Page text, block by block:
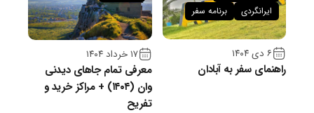
۶ دی ۱۴۰۴
راهنمای سفر به آبادان
ایرانگردی
برنامه سفر
۱۷ خرداد ۱۴۰۴
معرفی تمام جاهای دیدنی
وان (۱۴۰۴) + مراکز خرید و
تفریح